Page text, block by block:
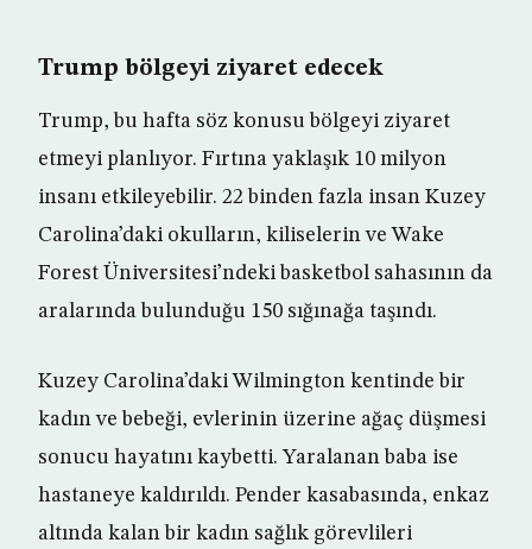
Trump bölgeyi ziyaret edecek
Trump, bu hafta söz konusu bölgeyi ziyaret
etmeyi planlıyor. Fırtına yaklaşık 10 milyon
insanı etkileyebilir. 22 binden fazla insan Kuzey
Carolina’daki okulların, kiliselerin ve Wake
Forest Üniversitesi’ndeki basketbol sahasının da
aralarında bulunduğu 150 sığınağa taşındı.
Kuzey Carolina’daki Wilmington kentinde bir
kadın ve bebeği, evlerinin üzerine ağaç düşmesi
sonucu hayatını kaybetti. Yaralanan baba ise
hastaneye kaldırıldı. Pender kasabasında, enkaz
altında kalan bir kadın sağlık görevlileri